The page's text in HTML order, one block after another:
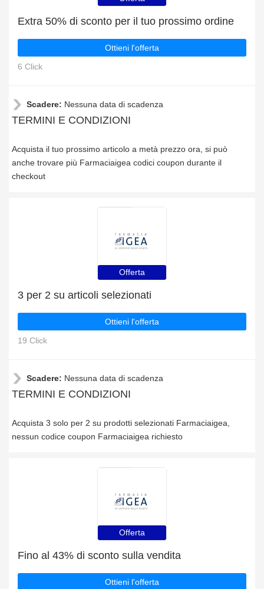
Extra 50% di sconto per il tuo prossimo ordine
Ottieni l'offerta
6 Click
Scadere: Nessuna data di scadenza
TERMINI E CONDIZIONI
Acquista il tuo prossimo articolo a metà prezzo ora, si può
anche trovare più Farmaciaigea codici coupon durante il
checkout
Offerta
3 per 2 su articoli selezionati
Ottieni l'offerta
19 Click
Scadere: Nessuna data di scadenza
TERMINI E CONDIZIONI
Acquista 3 solo per 2 su prodotti selezionati Farmaciaigea,
nessun codice coupon Farmaciaigea richiesto
Offerta
Fino al 43% di sconto sulla vendita
Ottieni l'offerta